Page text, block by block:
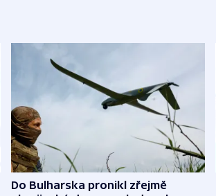
Do Bulharska pronikl zřejmě